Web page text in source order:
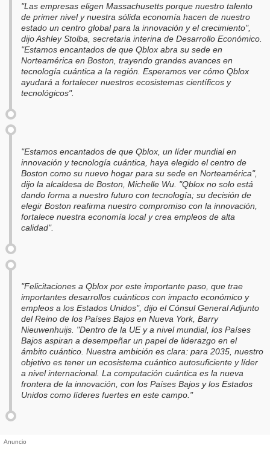
"Las empresas eligen Massachusetts porque nuestro talento
de primer nivel y nuestra sólida economía hacen de nuestro
estado un centro global para la innovación y el crecimiento",
dijo Ashley Stolba, secretaria interina de Desarrollo Económico.
"Estamos encantados de que Qblox abra su sede en
Norteamérica en Boston, trayendo grandes avances en
tecnología cuántica a la región. Esperamos ver cómo Qblox
ayudará a fortalecer nuestros ecosistemas científicos y
tecnológicos".
"Estamos encantados de que Qblox, un líder mundial en
innovación y tecnología cuántica, haya elegido el centro de
Boston como su nuevo hogar para su sede en Norteamérica",
dijo la alcaldesa de Boston, Michelle Wu. "Qblox no solo está
dando forma a nuestro futuro con tecnología; su decisión de
elegir Boston reafirma nuestro compromiso con la innovación,
fortalece nuestra economía local y crea empleos de alta
calidad".
"Felicitaciones a Qblox por este importante paso, que trae
importantes desarrollos cuánticos con impacto económico y
empleos a los Estados Unidos", dijo el Cónsul General Adjunto
del Reino de los Países Bajos en Nueva York, Barry
Nieuwenhuijs. "Dentro de la UE y a nivel mundial, los Países
Bajos aspiran a desempeñar un papel de liderazgo en el
ámbito cuántico. Nuestra ambición es clara: para 2035, nuestro
objetivo es tener un ecosistema cuántico autosuficiente y líder
a nivel internacional. La computación cuántica es la nueva
frontera de la innovación, con los Países Bajos y los Estados
Unidos como líderes fuertes en este campo."
Anuncio